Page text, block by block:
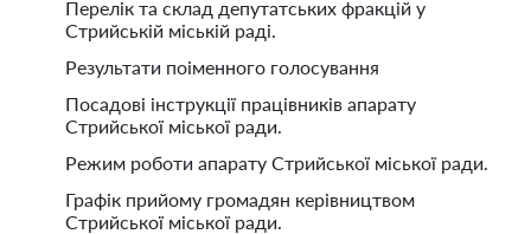
Перелік та склад депутатських фракцій у
Стрийській міській раді.
Результати поіменного голосування
Посадові інструкції працівників апарату
Стрийської міської ради.
Режим роботи апарату Стрийської міської ради.
Графік прийому громадян керівництвом
Стрийської міської ради.